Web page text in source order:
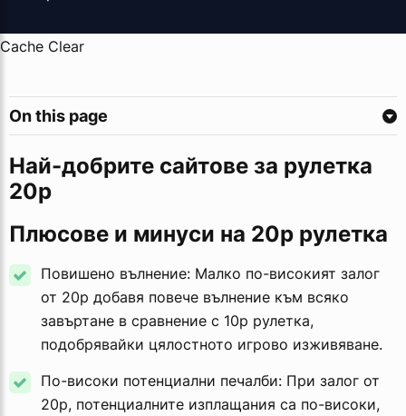
Cache Clear
On this page
Най-добрите сайтове за рулетка
20p
Повишено вълнение: Малко по-високият залог
от 20p добавя повече вълнение към всяко
завъртане в сравнение с 10p рулетка,
подобрявайки цялостното игрово изживяване.
По-високи потенциални печалби: При залог от
20p, потенциалните изплащания са по-високи,